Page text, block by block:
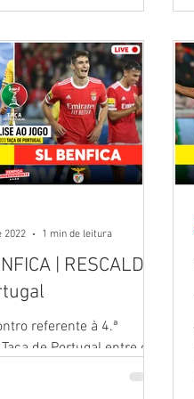
História
| RESCALDO
referente à 4.ª
Com participação de
2022
1 min de leitura